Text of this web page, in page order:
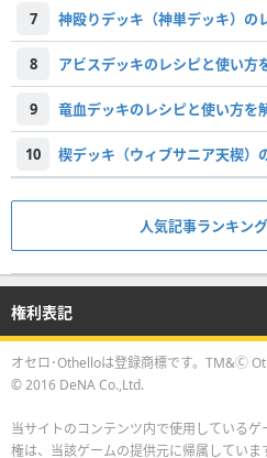
7 神殴りデッキ（神単デッキ）の
8 アビスデッキのレシピと使い方
9 竜血デッキのレシピと使い方を
10
人気記事ランキン
権利表記
オセロ･Othelloは登録商標です。TM&Ⓒ
© 2016 DeNA Co.,Ltd.
当サイトのコンテンツ内で使用している
権は、当該ゲームの提供元に帰属していま